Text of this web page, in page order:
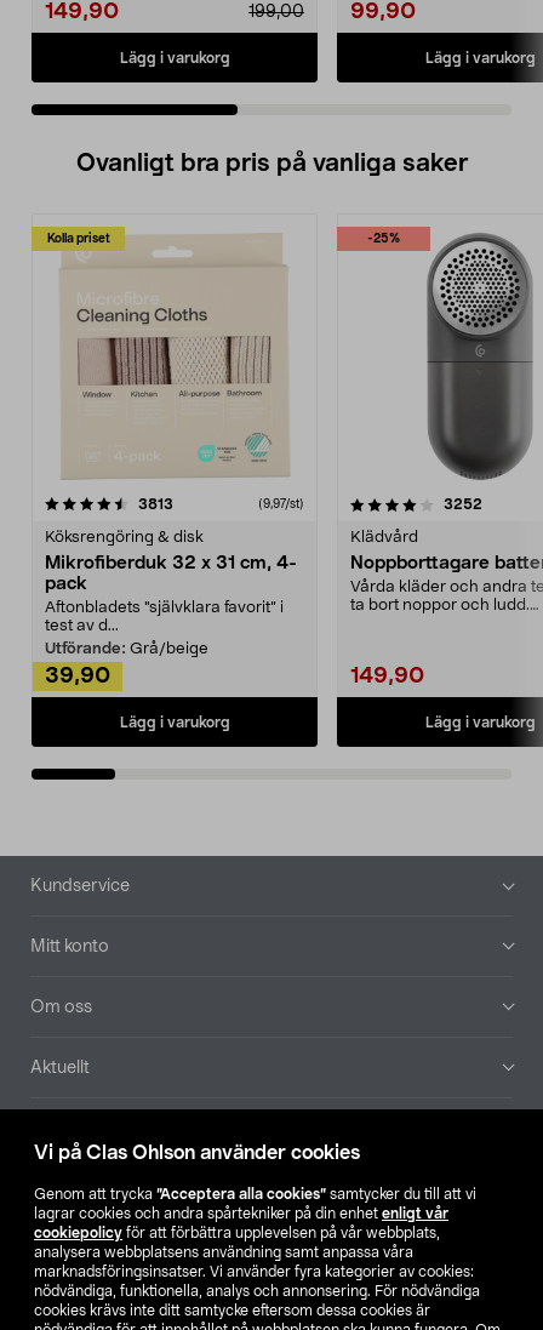
Vi på Clas Ohlson använder cookies
Genom att trycka ”Acceptera alla cookies” samtycker du till att vi
lagrar cookies och andra spårtekniker på din enhet enligt vår
cookiepolicy för att förbättra upplevelsen på vår webbplats,
analysera webbplatsens användning samt anpassa våra
marknadsföringsinsatser. Vi använder fyra kategorier av cookies:
nödvändiga, funktionella, analys och annonsering. För nödvändiga
cookies krävs inte ditt samtycke eftersom dessa cookies är
149,90 199,00
Lägg i varukorg
99,90
Lägg i varukorg
Ovanligt bra pris på vanliga saker
Kolla priset
3813 (9,97/st)
Köksrengöring & disk
Mikrofiberduk 32 x 31 cm, 4-
pack
Aftonbladets "självklara favorit” i
test av d...
Utförande: Grå/beige
39,90
Lägg i varukorg
-25%
4.0av 5 stjärnor 3252
Klädvård
Noppborttagare
Vårda kläder och andra
ta bort noppor och ludd.
149,90
Lägg i varukorg
4.5av 5 stjärnor
Sidfot
Kundservice
Mitt konto
Om oss
Aktuellt
Hitta butik
SE NO FI